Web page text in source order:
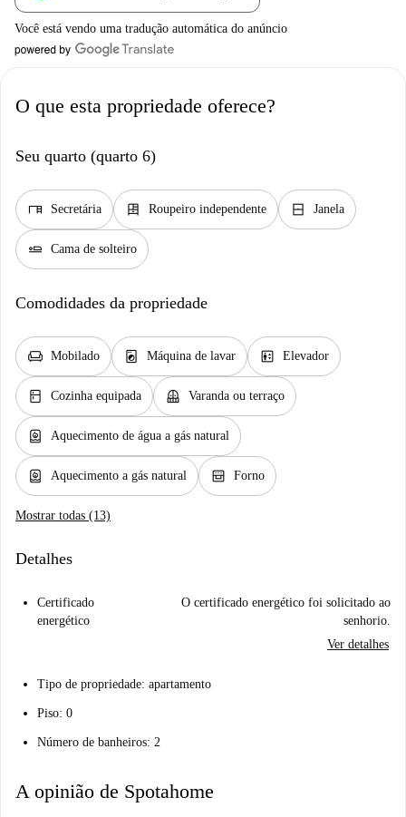
Você está vendo uma tradução automática do anúncio
O que esta propriedade oferece?
Seu quarto (quarto 6)
desk Secretária dresser Roupeiro independente window_closed Janela
airline_seat_flat Cama de solteiro
Comodidades da propriedade
chair Mobilado local_laundry_service Máquina de lavar elevator Elevador
kitchen Cozinha equipada balcony Varanda ou terraço
water_heater Aquecimento de água a gás natural
water_heater Aquecimento a gás natural oven_gen Forno
Mostrar todas (13)
Detalhes
Certificado
energético
O certificado energético foi solicitado ao
senhorio.
Ver detalhes
Tipo de propriedade: apartamento
Piso: 0
Número de banheiros: 2
A opinião de Spotahome